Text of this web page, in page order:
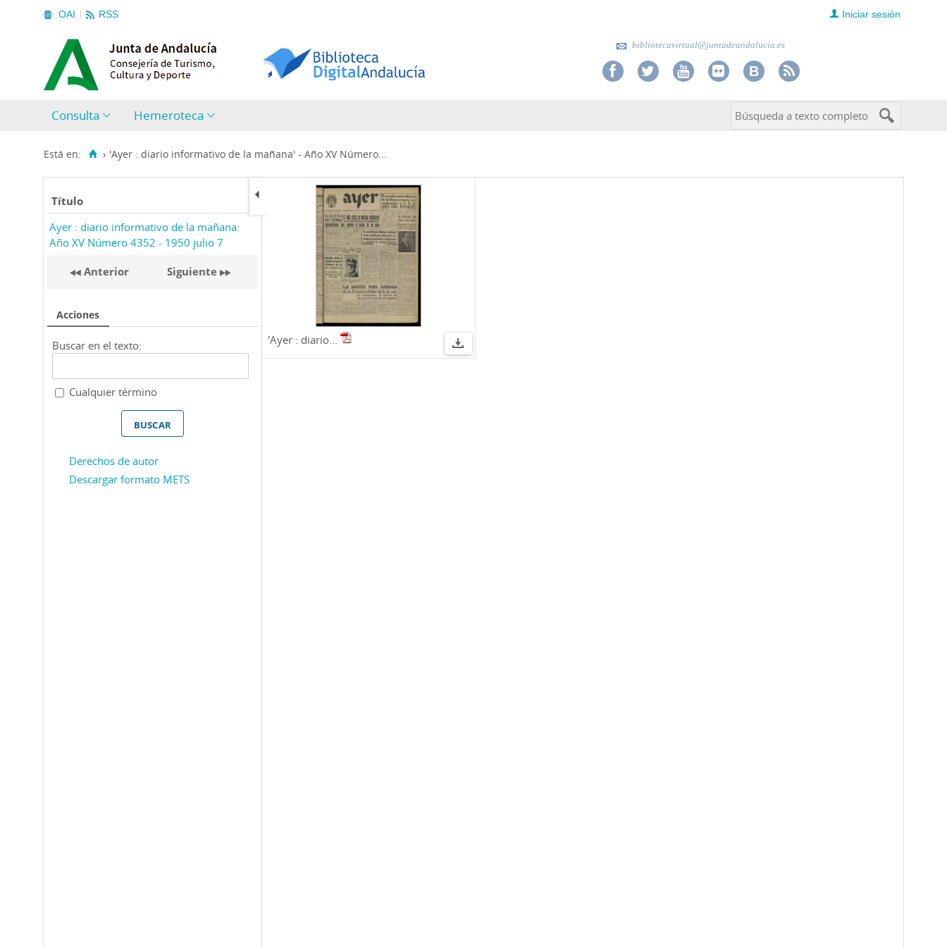
OAI RSS Iniciar sesión
bibliotecavirtual@juntadeandalucia.es
Consulta Hemeroteca
Está en: › 'Ayer : diario informativo de la mañana' - Año XV Número...
Título
Ayer : diario informativo de la mañana:
Año XV Número 4352 - 1950 julio 7
Anterior Siguiente
Acciones
Buscar en el texto:
Cualquier término
Derechos de autor
Descargar formato METS
'Ayer : diario...